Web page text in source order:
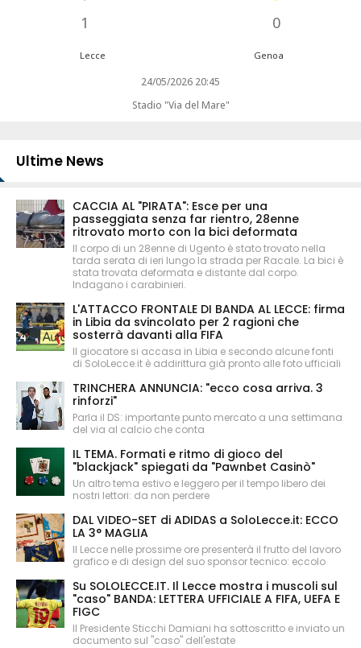
1 0
Lecce Genoa
24/05/2026 20:45
Stadio "Via del Mare"
Ultime News
CACCIA AL "PIRATA": Esce per una
passeggiata senza far rientro, 28enne
ritrovato morto con la bici deformata
Il corpo di un 28enne di Ugento è stato trovato nella
tarda serata di ieri lungo la strada per Racale. La bici è
stata trovata deformata e distante dal corpo.
Indagano i carabinieri.
L'ATTACCO FRONTALE DI BANDA AL LECCE: firma
in Libia da svincolato per 2 ragioni che
sosterrà davanti alla FIFA
Il giocatore si accasa in Libia e secondo alcune fonti
di SoloLecce.it è addirittura già pronto alle foto ufficiali
TRINCHERA ANNUNCIA: "ecco cosa arriva. 3
rinforzi"
Parla il DS: importante punto mercato a una settimana
del via al calcio che conta
IL TEMA. Formati e ritmo di gioco del
"blackjack" spiegati da "Pawnbet Casinò"
Un altro tema estivo e leggero per il tempo libero dei
nostri lettori: da non perdere
DAL VIDEO-SET di ADIDAS a SoloLecce.it: ECCO
LA 3° MAGLIA
Il Lecce nelle prossime ore presenterà il frutto del lavoro
grafico e di design del suo sponsor tecnico: eccolo
Su SOLOLECCE.IT. Il Lecce mostra i muscoli sul
"caso" BANDA: LETTERA UFFICIALE A FIFA, UEFA E
FIGC
Il Presidente Sticchi Damiani ha sottoscritto e inviato un
documento sul "caso" dell'estate